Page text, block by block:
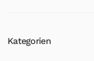
Kategorien